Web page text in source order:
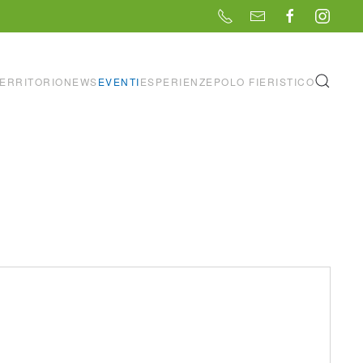
NEWSEVENTIESPERIENZE POLO FIERISTICO